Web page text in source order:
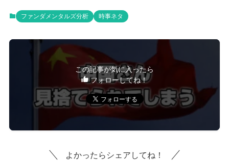
ファンダメンタルズ分析 時事ネタ
この記事が気に入ったら
フォローしてね！
よかったらシェアしてね！